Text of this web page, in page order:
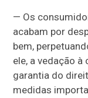
— Os
acabam por
bem,
ele, a vedação
garantia do
medidas